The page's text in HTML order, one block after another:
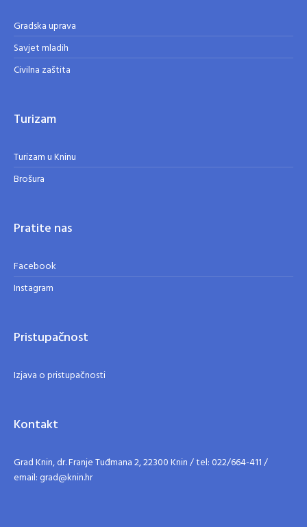
Gradska uprava
Savjet mladih
Civilna zaštita
Turizam
Turizam u Kninu
Brošura
Pratite nas
Facebook
Instagram
Pristupačnost
Izjava o pristupačnosti
Kontakt
Grad Knin, dr. Franje Tuđmana 2, 22300 Knin / tel: 022/664-411 /
email: grad@knin.hr